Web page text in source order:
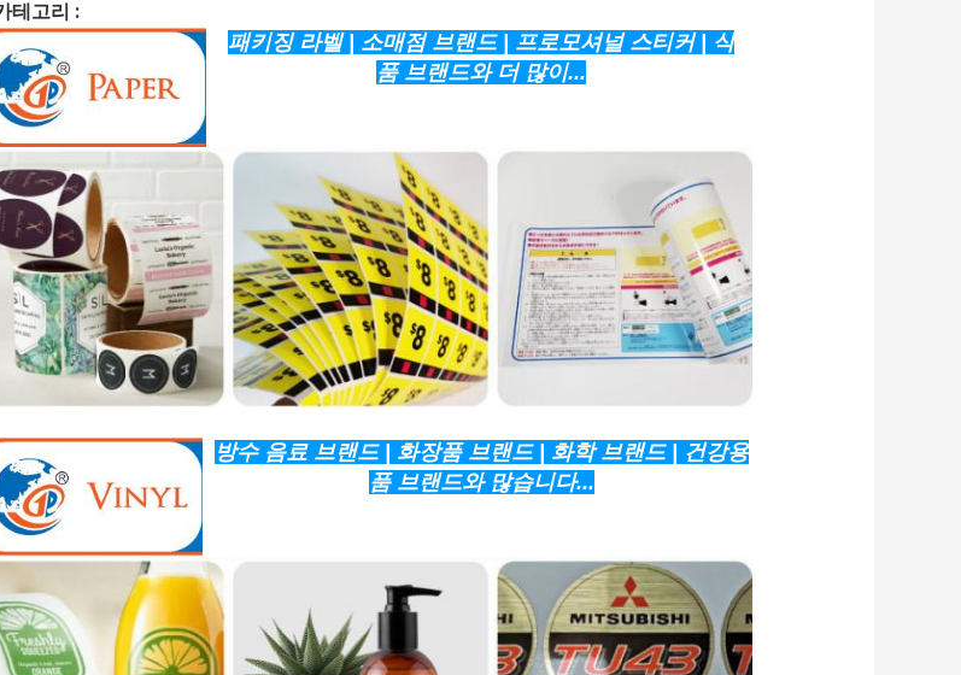
테고리 :
패키징 라벨 | 소매점 브랜드 | 프로모셔널 스티커 | 식
품 브랜드와 더 많이...
방수 음료 브랜드 | 화장품 브랜드 | 화학 브랜드 | 건강용
품 브랜드와 많습니다...